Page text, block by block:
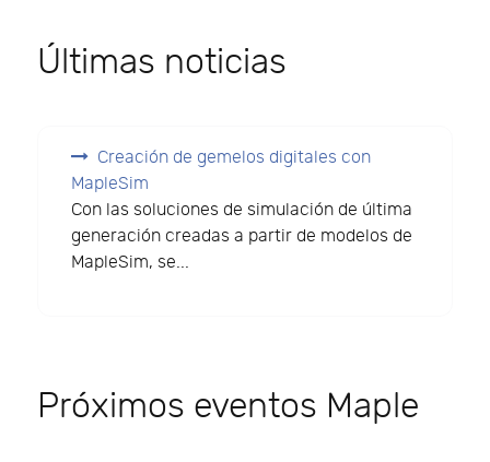
Últimas noticias
Creación de gemelos digitales con
MapleSim
Con las soluciones de simulación de última
generación creadas a partir de modelos de
MapleSim, se...
Próximos eventos Maple